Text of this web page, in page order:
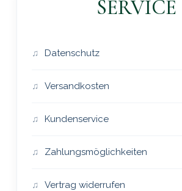
SERVICE
Datenschutz
Versandkosten
Kundenservice
Zahlungsmöglichkeiten
Vertrag widerrufen